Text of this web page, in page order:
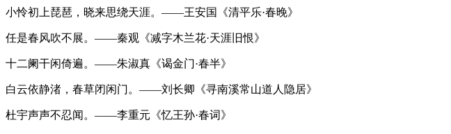
小怜初上琵琶，晓来思绕天涯。——王安国《清平乐·春晚》
任是春风吹不展。——秦观《减字木兰花·天涯旧恨》
十二阑干闲倚遍。——朱淑真《谒金门·春半》
白云依静渚，春草闭闲门。——刘长卿《寻南溪常山道人隐居》
杜宇声声不忍闻。——李重元《忆王孙·春词》